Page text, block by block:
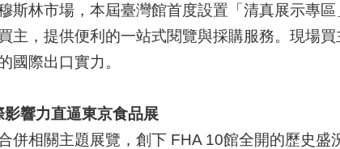
斯林市場，本屆臺灣館首度設置「清真展示專
主，提供便利的一站式閱覽與採購服務。現場
國際出口實力。
響力直逼東京食品展
併相關主題展覽，創下 FHA 10館全開的歷史